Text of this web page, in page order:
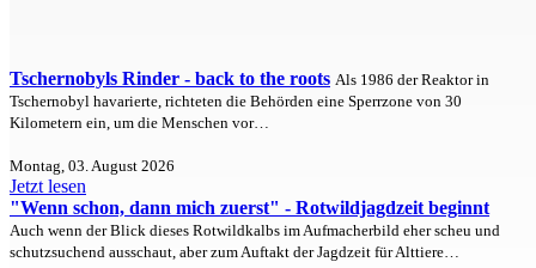
Tschernobyls Rinder - back to the roots Als 1986 der Reaktor in
Tschernobyl havarierte, richteten die Behörden eine Sperrzone von 30
Kilometern ein, um die Menschen vor…
Montag, 03. August 2026
Jetzt lesen
"Wenn schon, dann mich zuerst" - Rotwildjagdzeit beginnt
Auch wenn der Blick dieses Rotwildkalbs im Aufmacherbild eher scheu und
schutzsuchend ausschaut, aber zum Auftakt der Jagdzeit für Alttiere…